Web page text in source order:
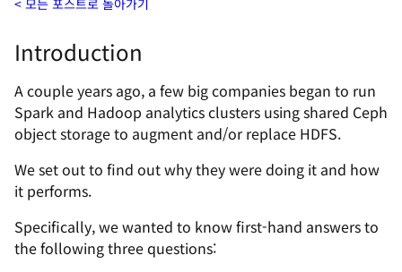
모든 포스트로 돌아가기
Introduction
A couple years ago, a few big companies began to run
Spark and Hadoop analytics clusters using shared Ceph
object storage to augment and/or replace HDFS.
We set out to find out why they were doing it and how
it performs.
Specifically, we wanted to know first-hand answers to
the following three questions: